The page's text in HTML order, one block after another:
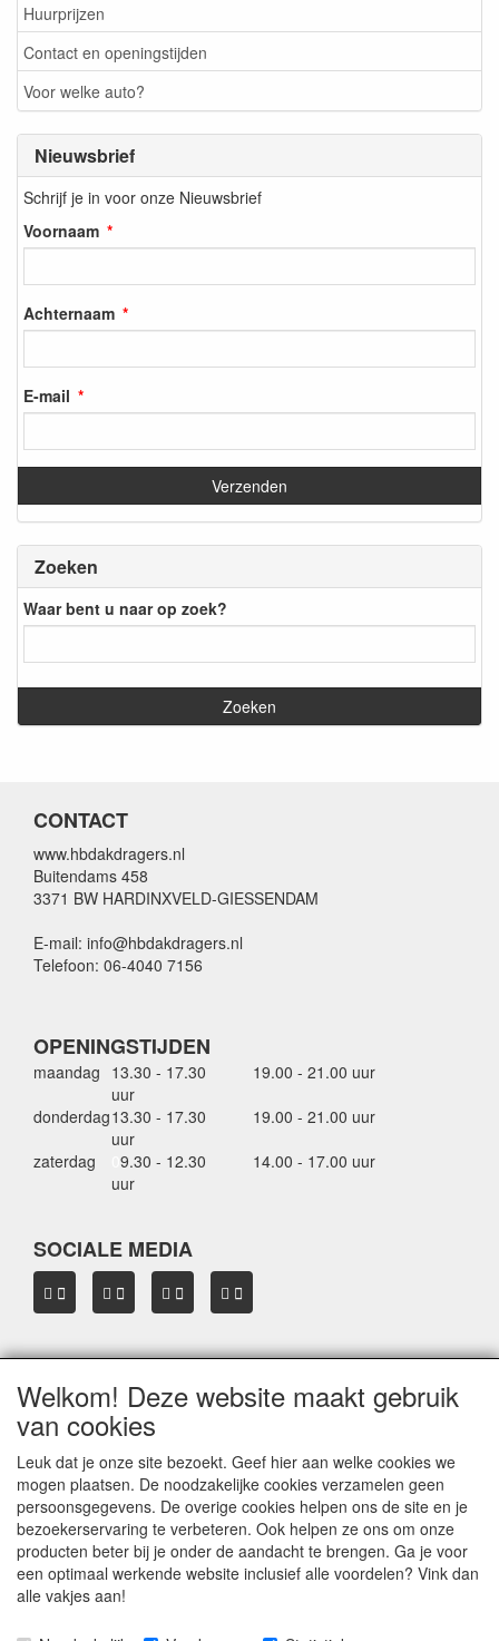
Huurprijzen
Contact en openingstijden
Voor welke auto?
Nieuwsbrief
Schrijf je in voor onze Nieuwsbrief
Voornaam
Achternaam
E-mail
Zoeken
Waar bent u naar op zoek?
CONTACT
www.hbdakdragers.nl
Buitendams 458
3371 BW HARDINXVELD-GIESSENDAM
E-mail: info@hbdakdragers.nl
Telefoon: 06-4040 7156
OPENINGSTIJDEN
maandag 13.30 - 17.30
uur
19.00 - 21.00 uur
donderdag13.30 - 17.30
uur
19.00 - 21.00 uur
zaterdag
9.30 - 12.30
uur
14.00 - 17.00 uur
SOCIALE MEDIA
OVER HBDAKDRAGERS.NL
Dakkoffer verhuur Hardinxveld-Giessendam
Verkoop dakkoffers en skiboxen
Onze merken
Herroepingslink aanvragen
Privacyverklaring
© 2005 - 2026 HB dakdragers.nl - Hardinxveld-Giessendam
Welkom! Deze website maakt gebruik
van cookies
Leuk dat je onze site bezoekt. Geef hier aan welke cookies we
mogen plaatsen. De noodzakelijke cookies verzamelen geen
persoonsgegevens. De overige cookies helpen ons de site en je
bezoekerservaring te verbeteren. Ook helpen ze ons om onze
producten beter bij je onder de aandacht te brengen. Ga je voor
een optimaal werkende website inclusief alle voordelen? Vink dan
alle vakjes aan!